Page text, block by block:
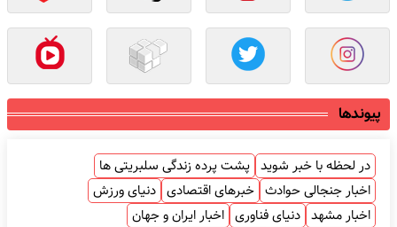
پیوندها
در لحظه با خبر شوید پشت پرده زندگی سلبریتی ها
اخبار جنجالی حوادث خبرهای اقتصادی دنیای ورزش
اخبار مشهد دنیای فناوری اخبار ایران و جهان